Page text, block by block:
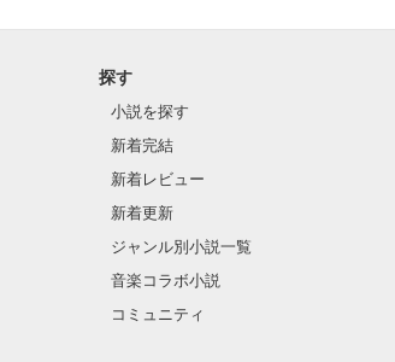
探す
小説を探す
新着完結
新着レビュー
新着更新
ジャンル別小説一覧
音楽コラボ小説
コミュニティ